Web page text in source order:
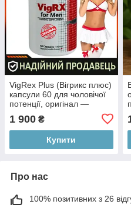
VigRex Plus (Вігрикс плюс)
капсули 60 для чоловічої
потенції, оригінал —
секс ЗБУДЖУВАЧ
1 900 ₴
Купити
Про нас
100% позитивних з 26